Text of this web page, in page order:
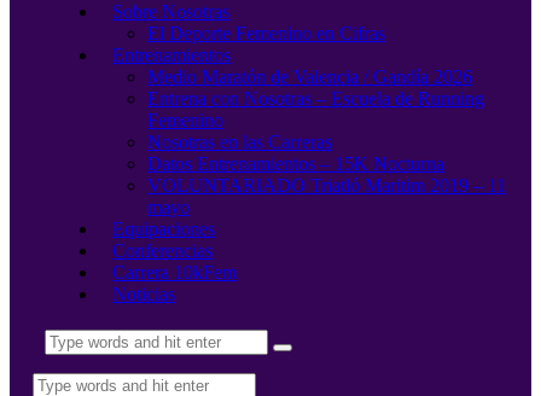
Sobre Nosotras
El Deporte Femenino en Cifras
Entrenamientos
Medio Maratón de Valencia / Gandía 2026
Entrena con Nosotras – Escuela de Running
Femenino
Nosotras en las Carreras
Datos Entrenamientos – 15K Nocturna
VOLUNTARIADO Triatló Maritim 2019 – 11
mayo
Equipaciones
Conferencias
Carrera 10kFem
Noticias